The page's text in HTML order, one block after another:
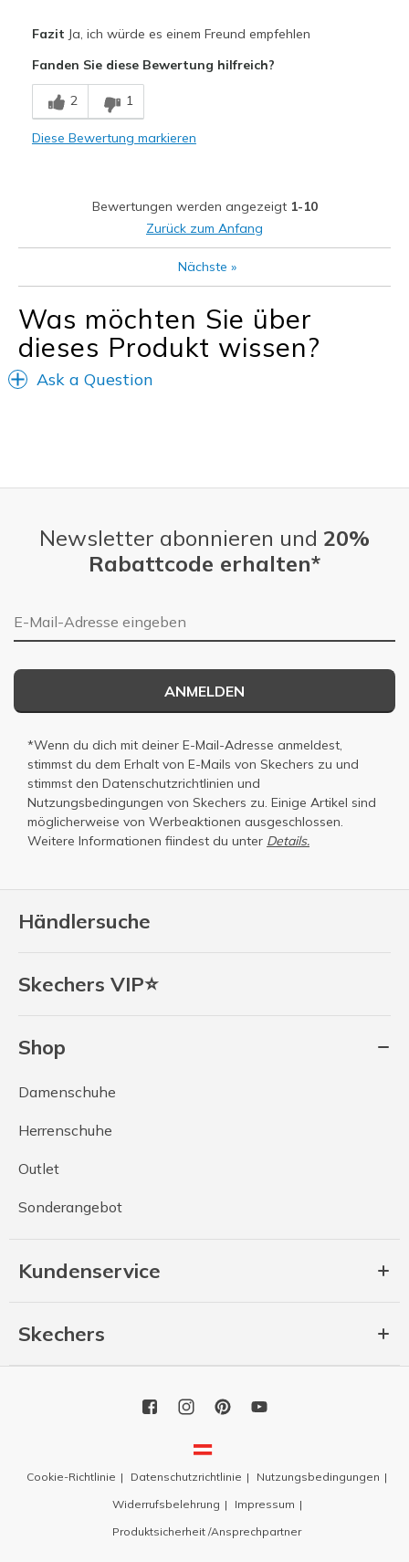
Breathe Well
Comfortable
Feels true to width
Fazit Ja, ich würde es einem Freund empfehlen
Fanden Sie diese Bewertung hilfreich?
2 1
Diese Bewertung markieren
Bewertungen werden angezeigt 1-10
Zurück zum Anfang
Nächste »
Was möchten Sie über
dieses Produkt wissen?
Ask a Question
Händlersuche
Skechers VIP⭐
Shop
Damenschuhe
Herrenschuhe
Outlet
Sonderangebot
Kundenservice
Skechers
Newsletter abonnieren und 20%
Rabattcode erhalten*
E-Mail-Adresse
ANMELDEN
*Wenn du dich mit deiner E-Mail-Adresse anmeldest,
stimmst du dem Erhalt von E-Mails von Skechers zu und
stimmst den Datenschutzrichtlinien und
Nutzungsbedingungen von Skechers zu. Einige Artikel sind
möglicherweise von Werbeaktionen ausgeschlossen.
Weitere Informationen fiindest du unter Details.
Cookie-Richtlinie Datenschutzrichtlinie
Nutzungsbedingungen
Widerrufsbelehrung
Impressum
Produktsicherheit /Ansprechpartner